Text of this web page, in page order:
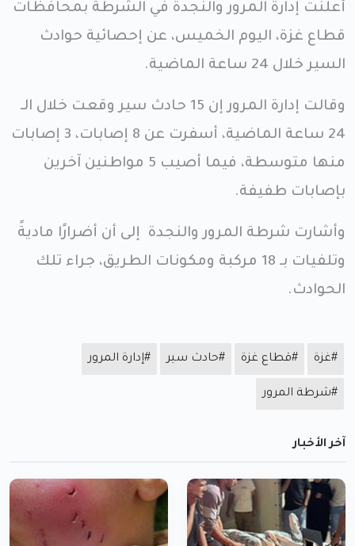
أعلنت إدارة المرور والنجدة في الشرطة بمحافظات
قطاع غزة، اليوم الخميس، عن إحصائية حوادث
السير خلال 24 ساعة الماضية.
وقالت إدارة المرور إن 15 حادث سير وقعت خلال الـ
24 ساعة الماضية، أسفرت عن 8 إصابات، 3 إصابات
منها متوسطة، فيما أصيب 5 مواطنين آخرين
بإصابات طفيفة.
وأشارت شرطة المرور والنجدة إلى أن أضرارًا ماديةً
وتلفيات بـ 18 مركبة ومكونات الطريق، جراء تلك
الحوادث.
#غزة #قطاع غزة #حادث سير #إدارة المرور
#شرطة المرور
آخر الأخبار